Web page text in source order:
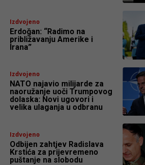
Izdvojeno
Erdoğan: “Radimo na
približavanju Amerike i
Irana”
Izdvojeno
NATO najavio milijarde za
naoružanje uoči Trumpovog
dolaska: Novi ugovori i
velika ulaganja u odbranu
Izdvojeno
Odbijen zahtjev Radislava
Krstića za prijevremeno
puštanje na slobodu